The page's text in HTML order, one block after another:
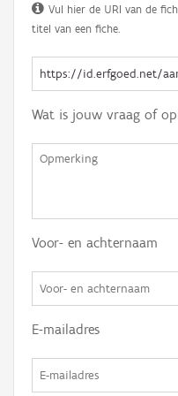
Vul hier de URI van de
titel van een fiche.
Wat is jouw vraag of
Voor- en achternaam
E-mailadres